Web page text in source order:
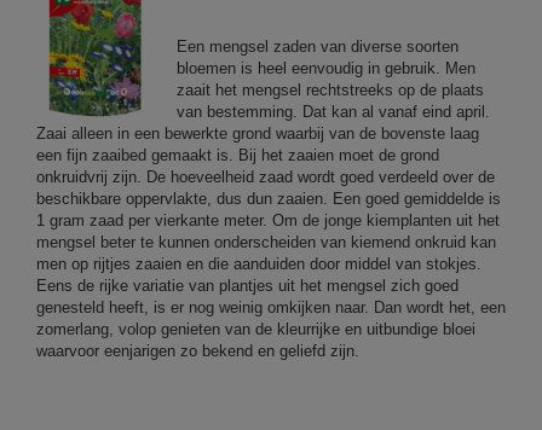
Een mengsel zaden van diverse soorten
bloemen is heel eenvoudig in gebruik. Men
zaait het mengsel rechtstreeks op de plaats
van bestemming. Dat kan al vanaf eind april.
Zaai alleen in een bewerkte grond waarbij van de bovenste laag
een fijn zaaibed gemaakt is. Bij het zaaien moet de grond
onkruidvrij zijn. De hoeveelheid zaad wordt goed verdeeld over de
beschikbare oppervlakte, dus dun zaaien. Een goed gemiddelde is
1 gram zaad per vierkante meter. Om de jonge kiemplanten uit het
mengsel beter te kunnen onderscheiden van kiemend onkruid kan
men op rijtjes zaaien en die aanduiden door middel van stokjes.
Eens de rijke variatie van plantjes uit het mengsel zich goed
genesteld heeft, is er nog weinig omkijken naar. Dan wordt het, een
zomerlang, volop genieten van de kleurrijke en uitbundige bloei
waarvoor eenjarigen zo bekend en geliefd zijn.